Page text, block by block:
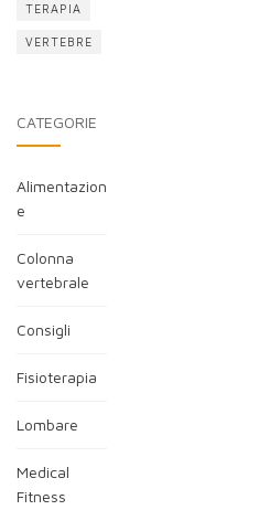
TERAPIA
VERTEBRE
CATEGORIE
Alimentazion
e
Colonna
vertebrale
Consigli
Fisioterapia
Lombare
Medical
Fitness